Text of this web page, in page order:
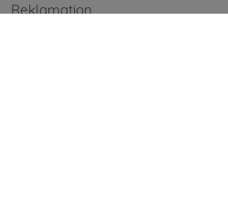
Reklamation